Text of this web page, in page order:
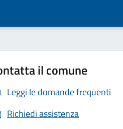
il comune
Leggi le domande frequenti
Richiedi assistenza